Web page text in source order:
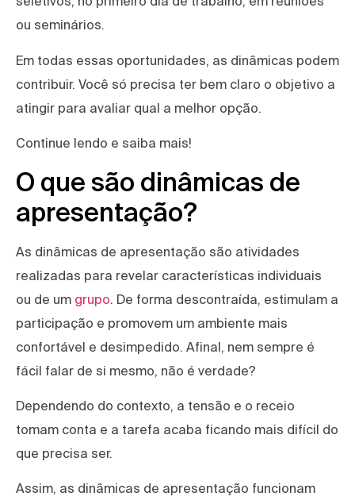
ou seminários.
Em todas essas oportunidades, as dinâmicas podem
contribuir. Você só precisa ter bem claro o objetivo a
atingir para avaliar qual a melhor opção.
Continue lendo e saiba mais!
O que são dinâmicas de
apresentação?
As dinâmicas de apresentação são atividades
realizadas para revelar características individuais
ou de um grupo . De forma descontraída, estimulam a
participação e promovem um ambiente mais
confortável e desimpedido. Afinal, nem sempre é
fácil falar de si mesmo, não é verdade?
Dependendo do contexto, a tensão e o receio
tomam conta e a tarefa acaba ficando mais difícil do
que precisa ser.
Assim, as dinâmicas de apresentação funcionam